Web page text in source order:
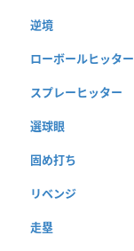
逆境
ローボールヒッター
スプレーヒッター
選球眼
固め打ち
リベンジ
走塁